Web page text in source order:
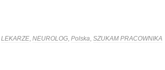
LEKARZE, NEUROLOG, Polska, SZUKAM PRACOWNIKA